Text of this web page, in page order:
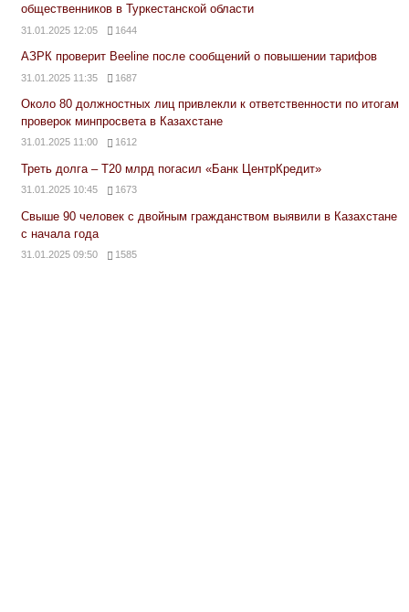
общественников в Туркестанской области
31.01.2025 12:05 1644
АЗРК проверит Beeline после сообщений о повышении тарифов
31.01.2025 11:35 1687
Около 80 должностных лиц привлекли к ответственности по итогам
проверок минпросвета в Казахстане
31.01.2025 11:00 1612
Треть долга – Т20 млрд погасил «Банк ЦентрКредит»
31.01.2025 10:45 1673
Свыше 90 человек с двойным гражданством выявили в Казахстане
с начала года
31.01.2025 09:50 1585